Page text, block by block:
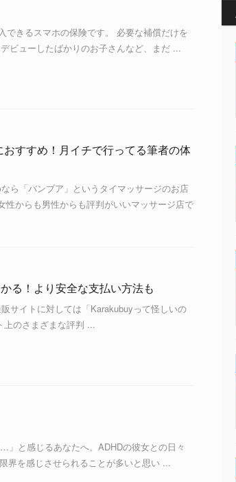
できるスマホの保険です。 必要な補償だけを
ビューしたばかりのお子さんなど、まだ ...
すすめ！月イチで行ってる筆者の体
ら「バンブア」というタイマッサージのお店
からも男性からも評判がいいマッサージ店で
る！より安全な支払い方法も
サイトに対しては「Karakubuyって怪しいの
上のさまざまな評判 ...
と感じるあなたへ。ADHDの彼女との日々
界を感じさせられることが多いと思い ...